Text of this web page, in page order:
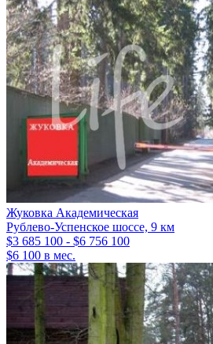
Жуковка Академическая
Рублево-Успенское шоссе, 9 км
$3 685 100 - $6 756 100
$6 100 в мес.